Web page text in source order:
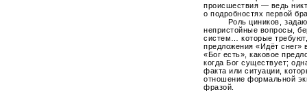
происшествия — ведь
о подробностях первой
Роль циников,
непристойные вопросы,
систем… которые
предложения «Идёт
«Бог есть», каковое
когда Бог существует;
факта или ситуации,
отношение формальной
фразой.